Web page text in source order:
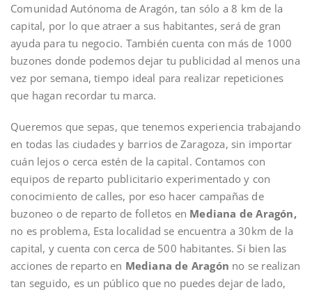
Comunidad Autónoma de Aragón, tan sólo a 8 km de la
capital, por lo que atraer a sus habitantes, será de gran
ayuda para tu negocio. También cuenta con más de 1000
buzones donde podemos dejar tu publicidad al menos una
vez por semana, tiempo ideal para realizar repeticiones
que hagan recordar tu marca.
Queremos que sepas, que tenemos experiencia trabajando
en todas las ciudades y barrios de Zaragoza, sin importar
cuán lejos o cerca estén de la capital. Contamos con
equipos de reparto publicitario experimentado y con
conocimiento de calles, por eso hacer campañas de
buzoneo o de reparto de folletos en Mediana de Aragón,
no es problema, Esta localidad se encuentra a 30km de la
capital, y cuenta con cerca de 500 habitantes. Si bien las
acciones de reparto en Mediana de Aragón no se realizan
tan seguido, es un público que no puedes dejar de lado,